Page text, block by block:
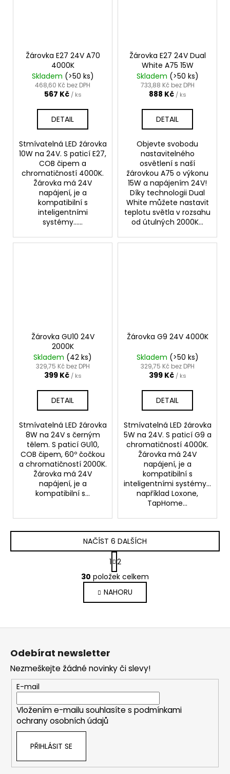
Žárovka E27 24V A70
4000K
Skladem (>50 ks)
468,60 Kč bez DPH
567 Kč / ks
DETAIL
Stmívatelná LED žárovka
10W na 24V. S paticí E27,
COB čipem a
chromatičností 4000K.
Žárovka má 24V
napájení, je a
kompatibilní s
inteligentními
systémy......
Žárovka E27 24V Dual
White A75 15W
Skladem (>50 ks)
733,88 Kč bez DPH
888 Kč / ks
DETAIL
Objevte svobodu
nastavitelného
osvětlení s naší
žárovkou A75 o výkonu
15W a napájením 24V!
Díky technologii Dual
White můžete nastavit
teplotu světla v rozsahu
od útulných 2000K...
Žárovka GU10 24V
2000K
Skladem (42 ks)
329,75 Kč bez DPH
399 Kč / ks
DETAIL
Stmívatelná LED žárovka
8W na 24V s černým
tělem. S paticí GU10,
COB čipem, 60º čočkou
a chromatičností 2000K.
Žárovka má 24V
napájení, je a
kompatibilní s...
Žárovka G9 24V 4000K
Skladem (>50 ks)
329,75 Kč bez DPH
399 Kč / ks
DETAIL
Stmívatelná LED žárovka
5W na 24V. S paticí G9 a
chromatičností 4000K.
Žárovka má 24V
napájení, je a
kompatibilní s
inteligentními systémy...
například Loxone,
TapHome...
O
v
l
á
a
p
r
k
y
s
NAČÍST 6 DALŠÍCH
S
t
r
á
n
k
v
1 2
30 položek celkem
NAHORU
Odebírat newsletter
Nezmeškejte žádné novinky či slevy!
E-mail
Vložením e-mailu souhlasíte s podmínkami
ochrany osobních údajů
PŘIHLÁSIT SE